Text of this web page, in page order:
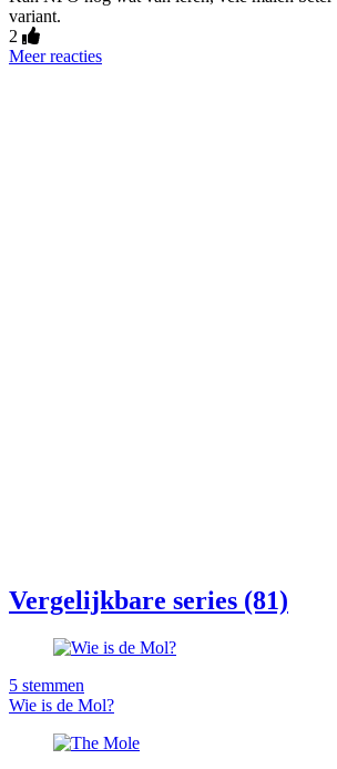
variant.
2
Meer reacties
Vergelijkbare series (81)
5 stemmen
Wie is de Mol?